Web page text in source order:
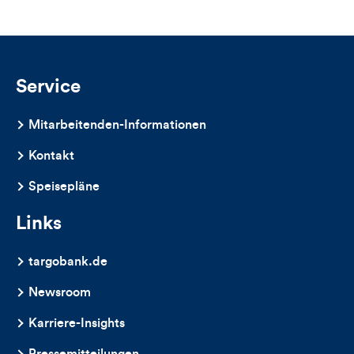
Kommentare
dieses
Artikels
Service
Mitarbeitenden-Informationen
Kontakt
Speisepläne
Links
targobank.de
Newsroom
Karriere-Insights